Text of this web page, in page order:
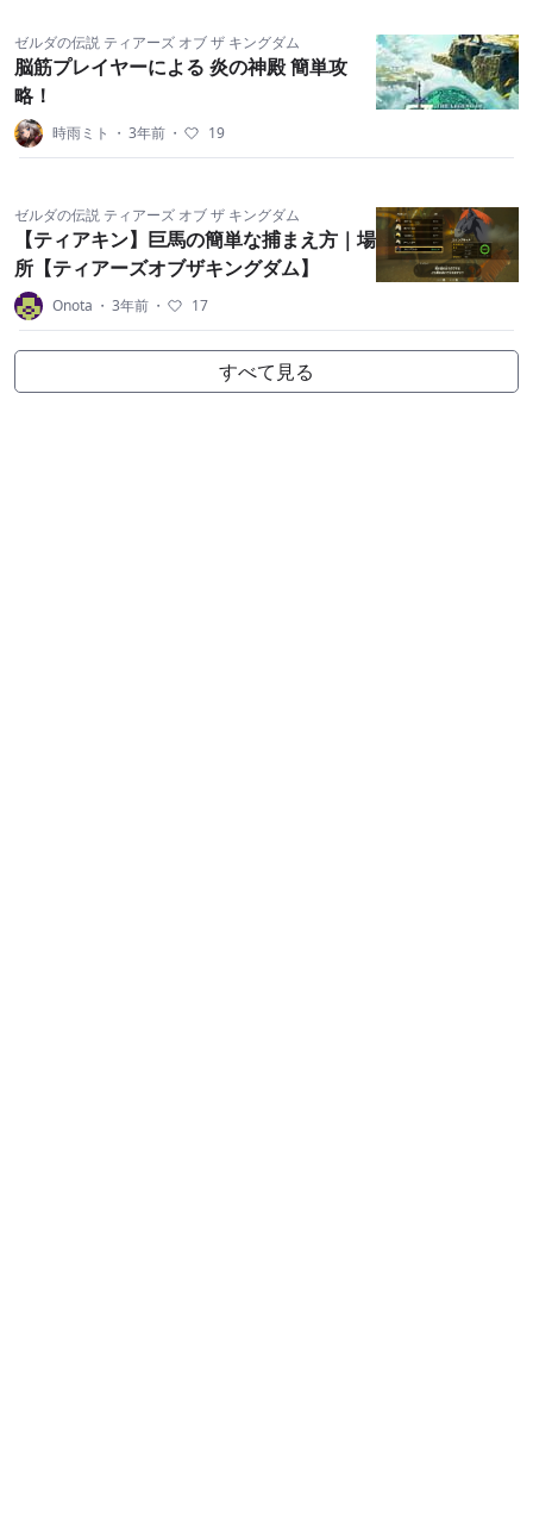
ゼルダの伝説 ティアーズ オブ ザ キングダム
脳筋プレイヤーによる 炎の神殿 簡単攻
略！
時雨ミト ・ 3年前 ・ 19
ゼルダの伝説 ティアーズ オブ ザ キングダム
【ティアキン】巨馬の簡単な捕まえ方｜場
所【ティアーズオブザキングダム】
Onota ・ 3年前 ・ 17
すべて見る